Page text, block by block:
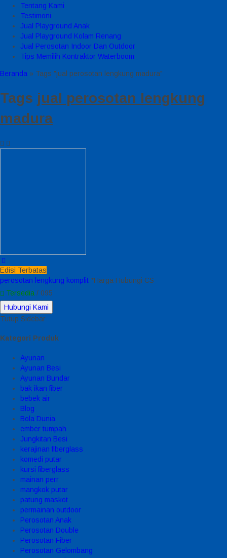
Tentang Kami
Testimoni
Jual Playground Anak
Jual Playground Kolam Renang
Jual Perosotan Indoor Dan Outdoor
Tips Memilih Kontraktor Waterboom
Beranda » Tags "jual perosotan lengkung madura"
Tags jual perosotan lengkung
madura
Edisi Terbatas
perosotan lengkung komplit *Harga Hubungi CS
Tersedia / 095
Hubungi Kami
Tutup Sidebar
Kategori Produk
Ayunan
Ayunan Besi
Ayunan Bundar
bak ikan fiber
bebek air
Blog
Bola Dunia
ember tumpah
Jungkitan Besi
kerajinan fiberglass
komedi putar
kursi fiberglass
mainan perr
mangkok putar
patung maskot
permainan outdoor
Perosotan Anak
Perosotan Double
Perosotan Fiber
Perosotan Gelombang